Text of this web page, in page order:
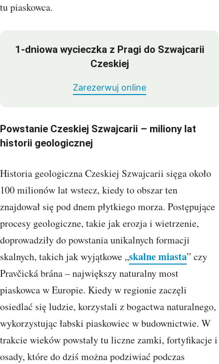
tu piaskowca.
1-dniowa wycieczka z Pragi do Szwajcarii
Czeskiej
Zarezerwuj online
Powstanie Czeskiej Szwajcarii – miliony lat
historii geologicznej
Historia geologiczna Czeskiej Szwajcarii sięga około
100 milionów lat wstecz, kiedy to obszar ten
znajdował się pod dnem płytkiego morza. Postępujące
procesy geologiczne, takie jak erozja i wietrzenie,
doprowadziły do powstania unikalnych formacji
skalnych, takich jak wyjątkowe „skalne miasta” czy
Pravčická brána – największy naturalny most
piaskowca w Europie. Kiedy w regionie zaczęli
osiedlać się ludzie, korzystali z bogactwa naturalnego,
wykorzystując łabski piaskowiec w budownictwie. W
trakcie wieków powstały tu liczne zamki, fortyfikacje i
osady, które do dziś można podziwiać podczas